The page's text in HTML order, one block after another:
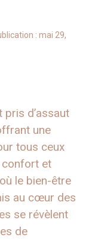
: mai 29,
d’assaut
une
tous ceux
confort et
le bien-être
au cœur des
se révèlent
de